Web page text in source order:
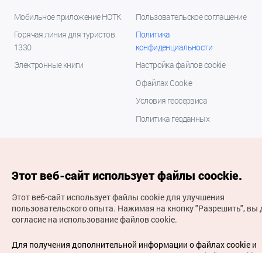
Мобильное приложение НОТК
Горячая линия для туристов
1330
Электронные книги
Пользовательское соглашение
Политика
конфиденциальности
Настройка файлов cookie
О файлах Cookie
Условия геосервиса
Политика геоданных
(с) Национальная организация туризма Кореи Все
права защищены
Этот веб-сайт использует файлы coockie.
Этот веб-сайт использует файлы cookie для улучшения
пользовательского опыта. Нажимая на кнопку "Разрешить", вы
согласие на использование файлов cookie.
Для получения дополнительной информации о файлах cookie и